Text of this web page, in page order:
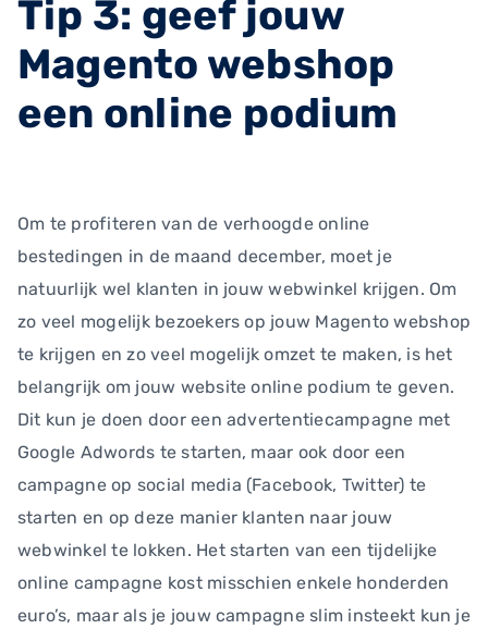
Tip 3: geef jouw
Magento webshop
een online podium
Om te profiteren van de verhoogde online
bestedingen in de maand december, moet je
natuurlijk wel klanten in jouw webwinkel krijgen. Om
zo veel mogelijk bezoekers op jouw Magento webshop
te krijgen en zo veel mogelijk omzet te maken, is het
belangrijk om jouw website online podium te geven.
Dit kun je doen door een advertentiecampagne met
Google Adwords te starten, maar ook door een
campagne op social media (Facebook, Twitter) te
starten en op deze manier klanten naar jouw
webwinkel te lokken. Het starten van een tijdelijke
online campagne kost misschien enkele honderden
euro’s, maar als je jouw campagne slim insteekt kun je